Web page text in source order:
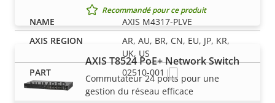
Recommandé pour ce produit
AXIS T8524 PoE+ Network Switch
Commutateur 24 ports pour une
gestion du réseau efficace
AXIS M4317-PLVE
AR, AU, BR, CN, EU, JP, KR,
UK, US
02510-001